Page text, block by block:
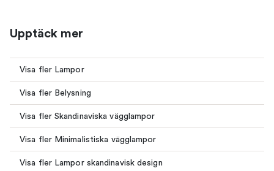
Upptäck mer
Visa fler Lampor
Visa fler Belysning
Visa fler Skandinaviska vägglampor
Visa fler Minimalistiska vägglampor
Visa fler Lampor skandinavisk design